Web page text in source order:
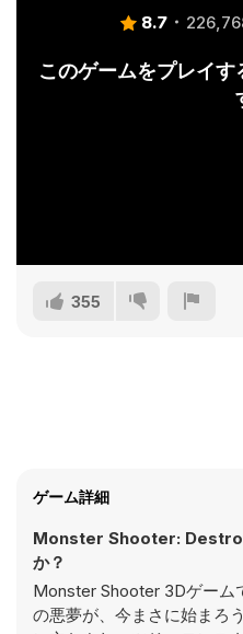
8.7
このゲームをプレイ
355
ゲーム詳細
Monster Shooter:
か？
Monster Shooter 3Dゲーム
の悪夢が、今まさに始まろ